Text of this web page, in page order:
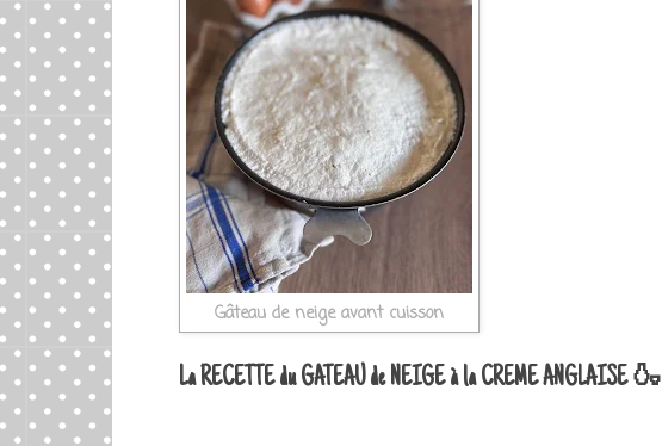
Gâteau de neige avant cuisson
LaRECETTE du GATEAU de NEIGE à la CREME ANGLAISE 🍶